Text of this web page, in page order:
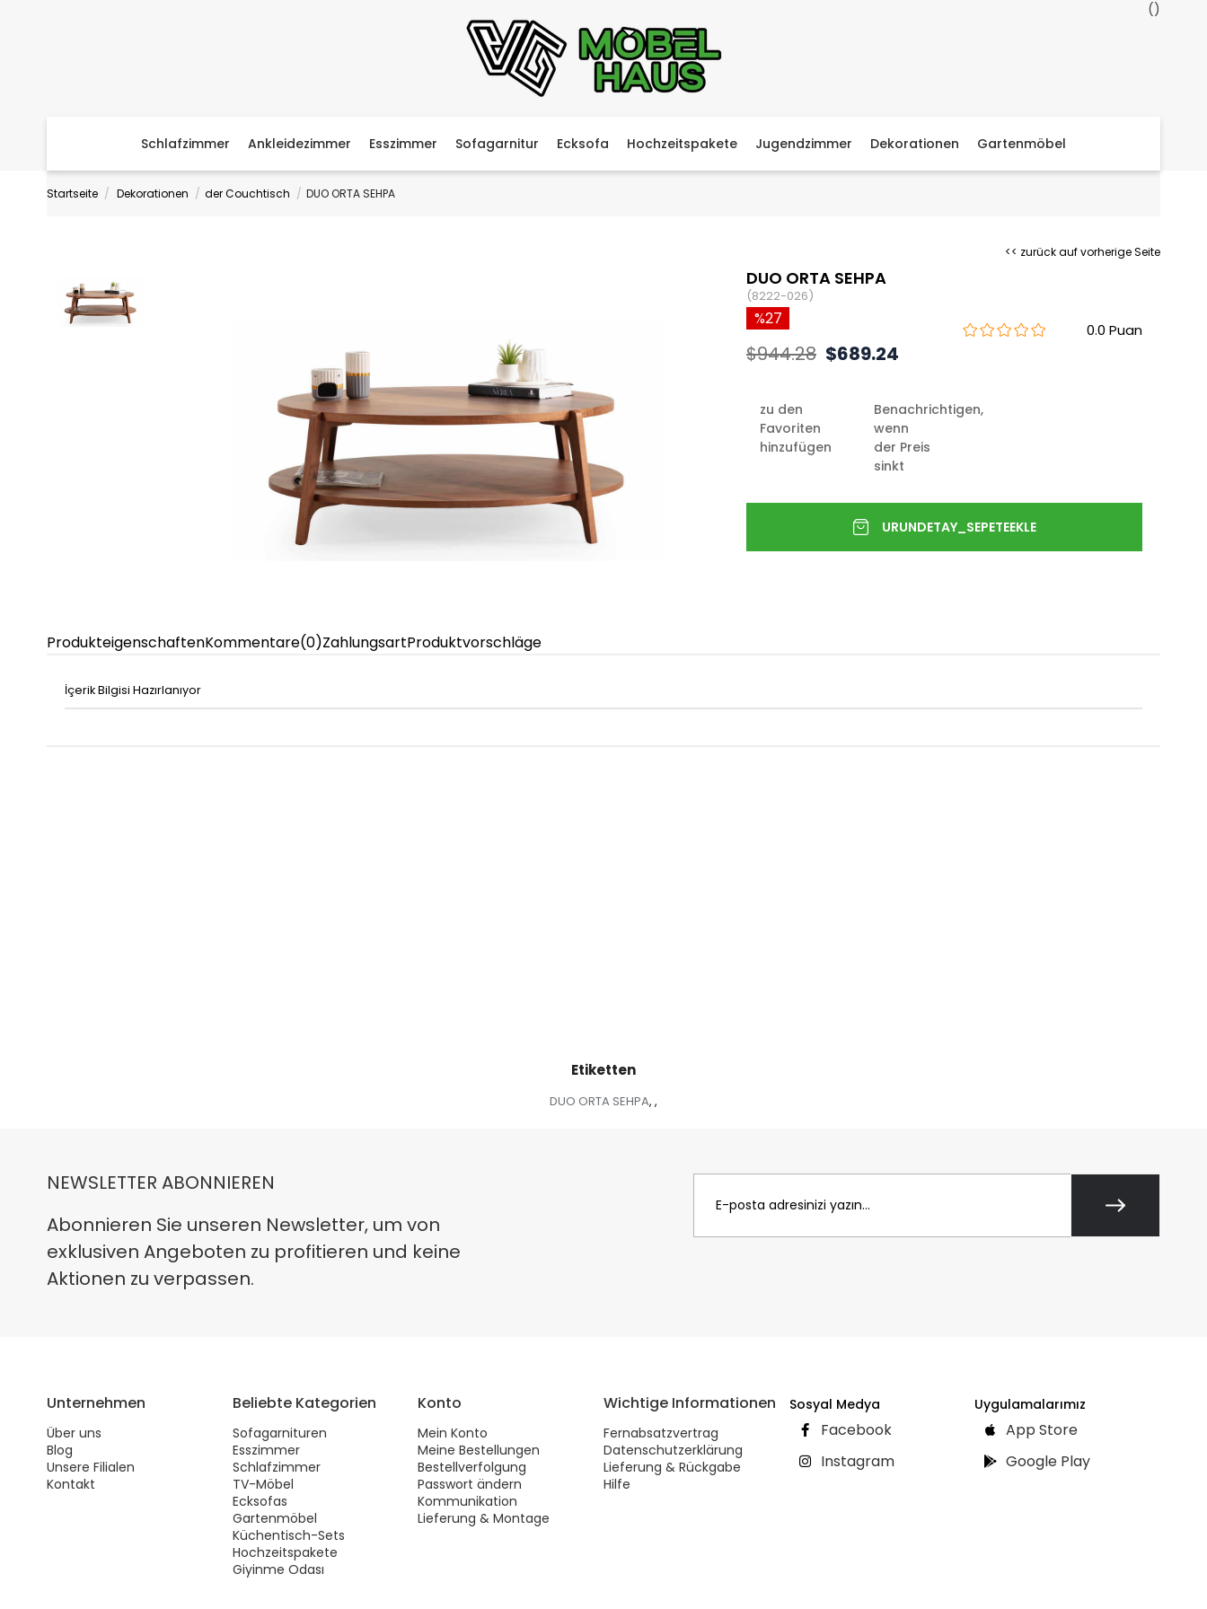
Schlafzimmer Ankleidezimmer Esszimmer Sofagarnitur Ecksofa Hochzeitspakete Jugendzimmer Dekorationen Gartenmöbel
Startseite Dekorationen der Couchtisch DUO ORTA SEHPA
<< zurück auf vorherige Seite
DUO ORTA SEHPA
(8222-026)
0.0
27
$944.28 $689.24
zu den
Favoriten
hinzufügen
Benachrichtigen,
wenn
der Preis
sinkt
ProdukteigenschaftenKommentare(0)ZahlungsartProduktvorschläge
İçerik Bilgisi Hazırlanıyor
Etiketten
DUO ORTA SEHPA, ,
NEWSLETTER ABONNIEREN
Abonnieren Sie unseren Newsletter, um von
exklusiven Angeboten zu profitieren und keine
Aktionen zu verpassen.
Unternehmen
Über uns
Blog
Unsere Filialen
Kontakt
Beliebte Kategorien
Sofagarnituren
Esszimmer
Schlafzimmer
TV-Möbel
Ecksofas
Gartenmöbel
Küchentisch-Sets
Hochzeitspakete
Giyinme Odası
Konto
Mein Konto
Meine Bestellungen
Bestellverfolgung
Passwort ändern
Kommunikation
Lieferung & Montage
Wichtige Informationen
Fernabsatzvertrag
Datenschutzerklärung
Lieferung & Rückgabe
Hilfe
Sosyal Medya
Facebook
Instagram
Uygulamalarımız
App Store
Google Play